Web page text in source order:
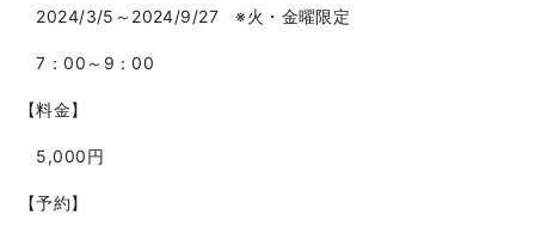
2024/3/5～2024/9/27 ※火・金曜限定
7：00～9：00
【料金】
5,000円
【予約】